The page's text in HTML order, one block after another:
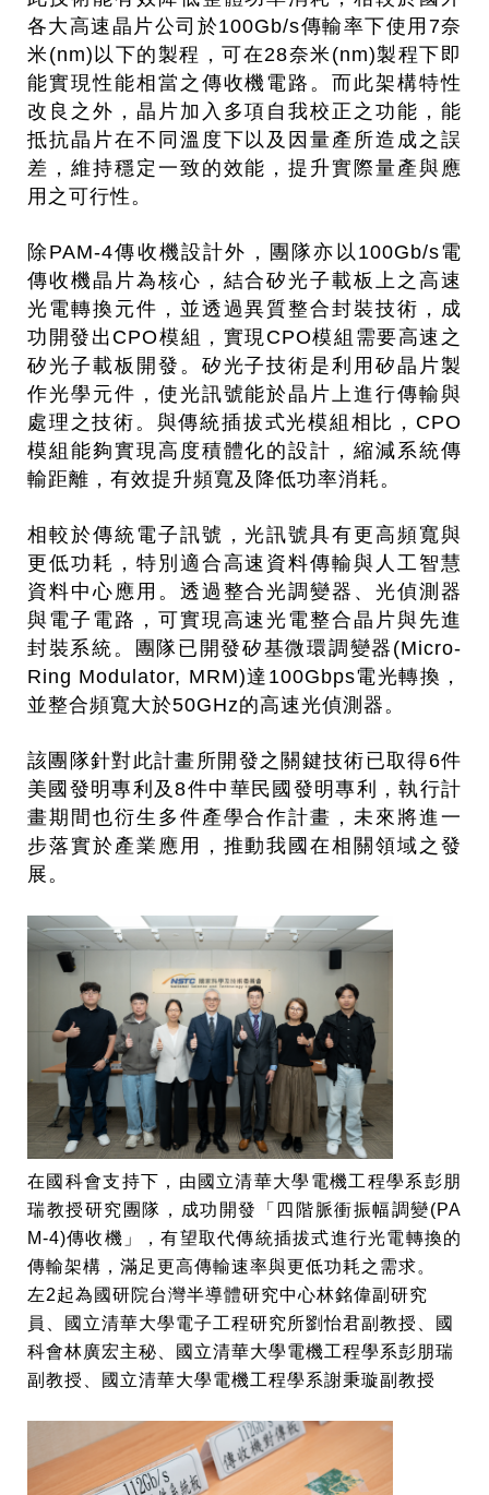
各大高速晶片公司於100Gb/s傳輸率下使用7奈
米(nm)以下的製程，可在28奈米(nm)製程下即
能實現性能相當之傳收機電路。而此架構特性
改良之外，晶片加入多項自我校正之功能，能
抵抗晶片在不同溫度下以及因量產所造成之誤
差，維持穩定一致的效能，提升實際量產與應
用之可行性。
除PAM-4傳收機設計外，團隊亦以100Gb/s電
傳收機晶片為核心，結合矽光子載板上之高速
光電轉換元件，並透過異質整合封裝技術，成
功開發出CPO模組，實現CPO模組需要高速之
矽光子載板開發。矽光子技術是利用矽晶片製
作光學元件，使光訊號能於晶片上進行傳輸與
處理之技術。與傳統插拔式光模組相比，CPO
模組能夠實現高度積體化的設計，縮減系統傳
輸距離，有效提升頻寬及降低功率消耗。
相較於傳統電子訊號，光訊號具有更高頻寬與
更低功耗，特別適合高速資料傳輸與人工智慧
資料中心應用。透過整合光調變器、光偵測器
與電子電路，可實現高速光電整合晶片與先進
封裝系統。團隊已開發矽基微環調變器(Micro-
Ring Modulator, MRM)達100Gbps電光轉換，
並整合頻寬大於50GHz的高速光偵測器。
該團隊針對此計畫所開發之關鍵技術已取得6件
美國發明專利及8件中華民國發明專利，執行計
畫期間也衍生多件產學合作計畫，未來將進一
步落實於產業應用，推動我國在相關領域之發
展。
在國科會支持下，由國立清華大學電機工程學系彭朋
瑞教授研究團隊，成功開發「四階脈衝振幅調變(PA
M-4)傳收機」，有望取代傳統插拔式進行光電轉換的
傳輸架構，滿足更高傳輸速率與更低功耗之需求。
左2起為國研院台灣半導體研究中心林銘偉副研究
員、國立清華大學電子工程研究所劉怡君副教授、國
科會林廣宏主秘、國立清華大學電機工程學系彭朋瑞
副教授、國立清華大學電機工程學系謝秉璇副教授